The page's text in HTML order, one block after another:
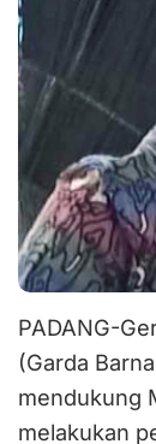
PADANG-
(Garda
mendukung
melakukan